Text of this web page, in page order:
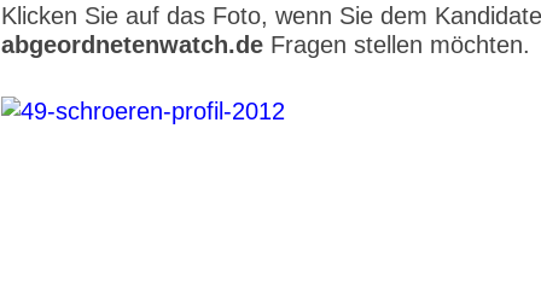
Klicken Sie auf das Foto, wenn Sie dem
abgeordnetenwatch.de Fragen stellen möchten.